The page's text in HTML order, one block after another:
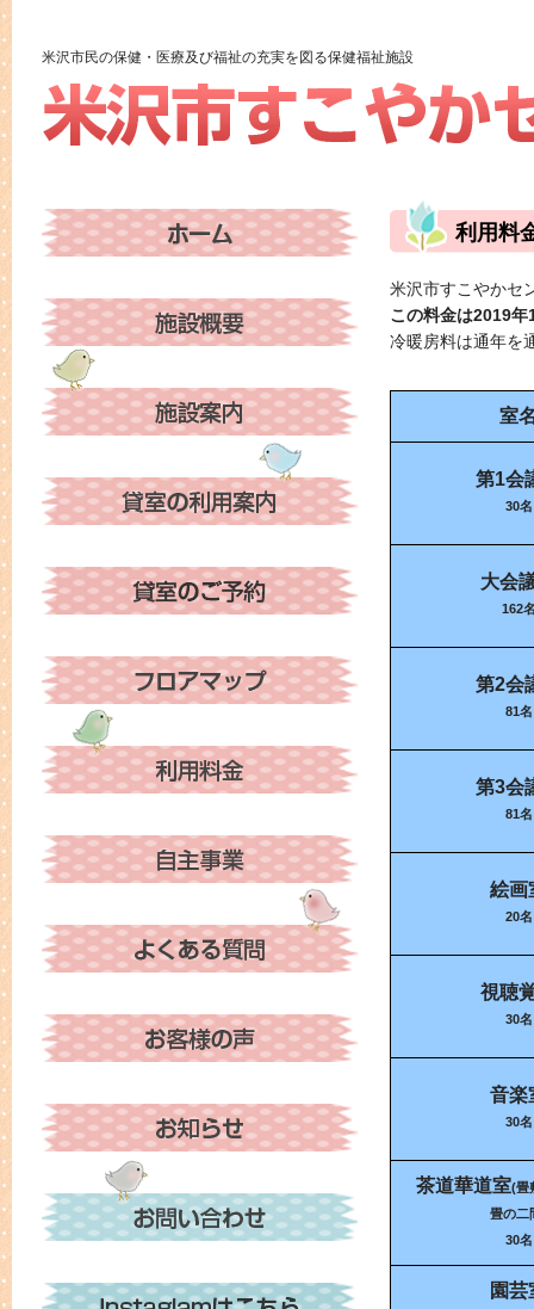
米沢市民の保健・医療及び福祉の充実を図る保健福祉施設
利用料
米沢市すこやかセ
この料金は2019
冷暖房料は通年を
室
第1会
30名
大会
162
第2会
81名
第3会
81名
絵画
20名
視聴
30名
音楽
30名
茶道華道室(畳
畳の二
30名
園芸